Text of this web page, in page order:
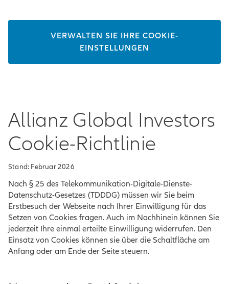
VERWALTEN SIE IHRE COOKIE-
EINSTELLUNGEN
Allianz Global Investors
Cookie-Richtlinie
Stand: Februar 2026
Nach § 25 des Telekommunikation-Digitale-Dienste-
Datenschutz-Gesetzes (TDDDG) müssen wir Sie beim
Erstbesuch der Webseite nach Ihrer Einwilligung für das
Setzen von Cookies fragen. Auch im Nachhinein können Sie
jederzeit Ihre einmal erteilte Einwilligung widerrufen. Den
Einsatz von Cookies können sie über die Schaltfläche am
Anfang oder am Ende der Seite steuern.